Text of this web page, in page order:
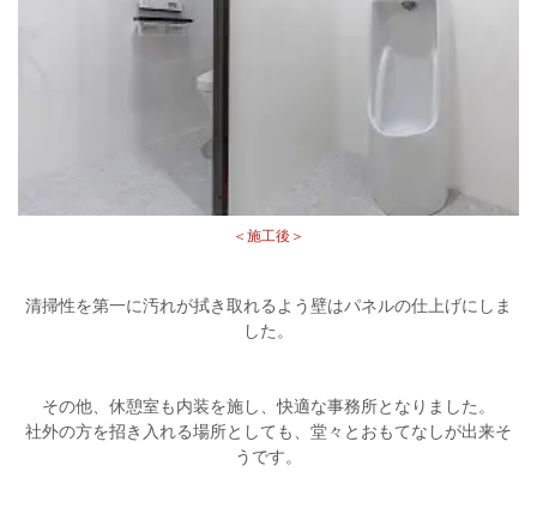
＜施工後＞
清掃性を第一に汚れが拭き取れるよう壁はパネルの仕上げにしま
した。
その他、休憩室も内装を施し、快適な事務所となりました。
社外の方を招き入れる場所としても、堂々とおもてなしが出来そ
うです。